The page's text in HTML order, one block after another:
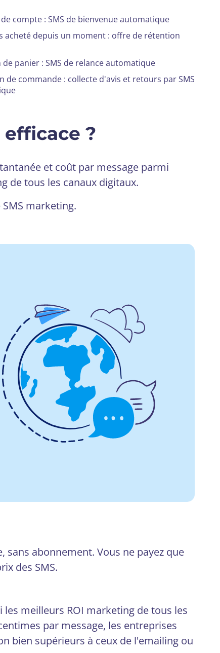
compte : SMS de bienvenue automatique
acheté depuis un moment : offre de rétention
panier : SMS de relance automatique
de commande : collecte d'avis et retours par SMS
?
et coût par message parmi
de tous les canaux digitaux.
marketing.
sans abonnement. Vous ne payez que
des SMS.
les meilleurs ROI marketing de tous les
par message, les entreprises
bien supérieurs à ceux de l'emailing ou